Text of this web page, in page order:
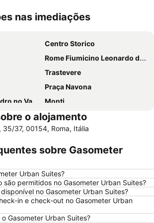
nas imediações
Centro Storico
Rome Fiumicino Leonardo da Vinci International Airport
Trastevere
Praça Navona
Vaticano
Monti
Praça de Espanha
Panteão
Maggiore
Barberini - Fontana di Trevi Metro Station
Ciampino
Ostia
Vaticano
Via del Corso
Termas de Caracala
Spagna Metro Station
o alojamento
35/37, 00154, Roma, Itália
sobre Gasometer
Urban Suites?
são permitidos no Gasometer Urban Suites?
no Gasometer Urban Suites?
in e check-out no Gasometer Urban
Gasometer Urban Suites?